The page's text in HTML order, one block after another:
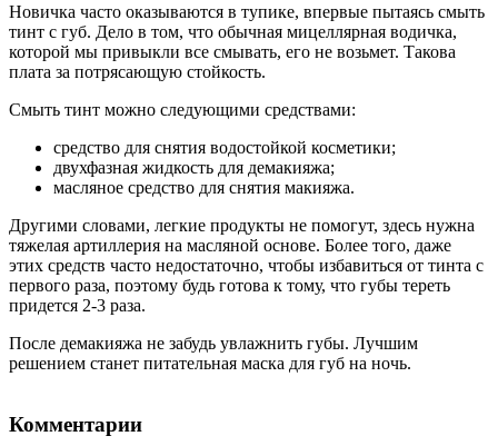
Новичка часто оказываются в тупике, впервые пытаясь смыть
тинт с губ. Дело в том, что обычная мицеллярная водичка,
которой мы привыкли все смывать, его не возьмет. Такова
плата за потрясающую стойкость.
Смыть тинт можно следующими средствами:
средство для снятия водостойкой косметики;
двухфазная жидкость для демакияжа;
масляное средство для снятия макияжа.
Другими словами, легкие продукты не помогут, здесь нужна
тяжелая артиллерия на масляной основе. Более того, даже
этих средств часто недостаточно, чтобы избавиться от тинта с
первого раза, поэтому будь готова к тому, что губы тереть
придется 2-3 раза.
После демакияжа не забудь увлажнить губы. Лучшим
решением станет питательная маска для губ на ночь.
Комментарии